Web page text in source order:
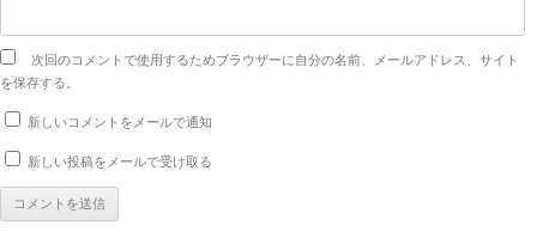
次回のコメントで使用するためブラウザーに自分の名前、メールアドレス、サイト
を保存する。
新しいコメントをメールで通知
新しい投稿をメールで受け取る